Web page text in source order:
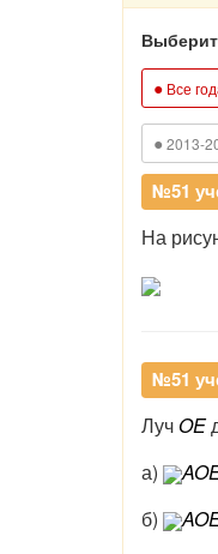
● Все
● 2013-
№51
На
№51
ЛучOE
а)
б)